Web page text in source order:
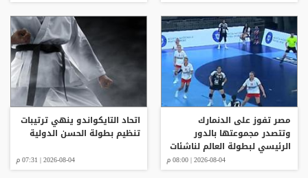
مصر تفوز على الدنمارك
وتتصدر مجموعتها بالدور
الرئيسي لبطولة العالم لناشئات
2026-08-04 | 08:00 م
اتحاد التايكواندو ينهي ترتيبات
تنظيم بطولة الحسن الدولية
2026-08-04 | 07:31 م